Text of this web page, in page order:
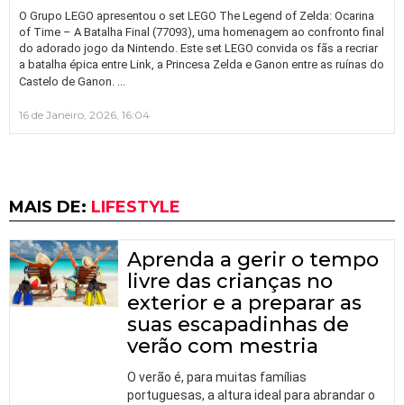
O Grupo LEGO apresentou o set LEGO The Legend of Zelda: Ocarina
of Time – A Batalha Final (77093), uma homenagem ao confronto final
do adorado jogo da Nintendo. Este set LEGO convida os fãs a recriar
a batalha épica entre Link, a Princesa Zelda e Ganon entre as ruínas do
Castelo de Ganon. …
16 de Janeiro, 2026, 16:04
MAIS DE: LIFESTYLE
Aprenda a gerir o tempo
livre das crianças no
exterior e a preparar as
suas escapadinhas de
verão com mestria
O verão é, para muitas famílias
portuguesas, a altura ideal para abrandar o